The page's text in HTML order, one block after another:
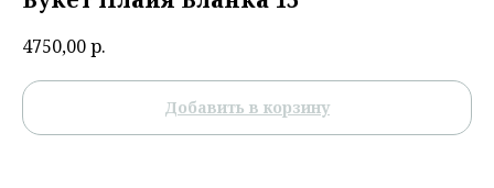
4750,00р.
Добавить в корзину